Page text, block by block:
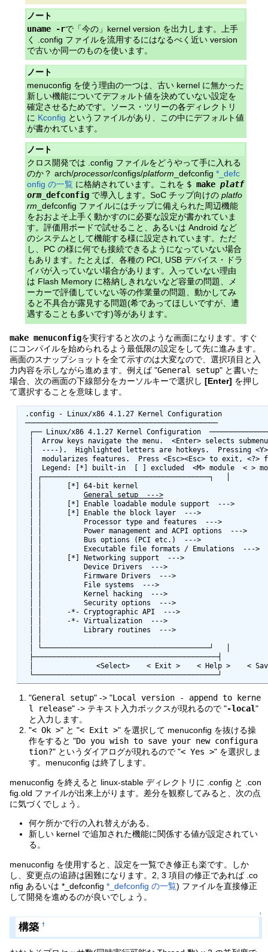
ノート
uname -rで「今の」kernel version を出力します。上手
く .config ファイルを流用するにはなるべく近い version
で古いか同一のものを使います。
ノート
menuconfig を使う理由の一つは、古い kernel に無かった
新しい機能についてデフォルト値を決めていない設定を
確定させるためです。ソース・ツリーの各ディレクトリ
に Kconfig というファイルがあり、この中にデフォルト値
が書かれています。
ノート
クロス開発では .config ファイルをどうやって手に入れる
のか？ arch/processor/configs/platform _defconfig *_defc
onfig の一覧 に格納されています。これを $ make platf
orm_defconfigで導入します。SoC チップ向けの platfo
rm _defconfig ファイルにはチップに備えられた周辺機能
をおおよそ上手く動かすのに必要な設定が書かれていま
す。評価用ボードで試せること、あるいは Android など
のシステムとして機能する様に設定されています。ただ
し、PC の様に何でも接続できるようになっていない場合
もあります。たとえば、各種の PCI, USB デバイス・ドラ
イバが入っていない場合があります。入っていない理由
は Flash Memory に格納しきれないなど容量の問題、メ
ーカーで評価していない等の作業量の問題、動かしてみ
ると不具合が露見する問題(希であってほしいですが、遭
遇することも多いです)等があります。
make menuconfigを実行すると次のような画面になります。すぐ
にコンパイルを始められるよう最低限の設定をして先に進みます。
画面のスナップショットを全て示すのは大変なので、選択項目と入
力内容を示しながら進めます。例えば "General setup" と書いた
場合、次の画面の下線部分をカーソルキーで選択し[Enter] を押し
て選択することを意味します。
General setup  --->
"General setup" -> "Local version - append to kerne
l release" -> テキスト入力ボックスが現れるので "-local"
と入力します。
"< Ok >" と "< Exit >" を選択して menuconfig を抜ける操
作をすると "Do you wish to save your new configura
tion?" というダイアログが現れるので "< Yes >" を選択しま
す。menuconfig は終了します。
menuconfig を終えると linux-stable ディレクトリに .config と .con
fig.old ファイルが出来上がります。差分を観察してみると、次の点
に気づくでしょう。
何ケ所かで行の入れ替えがある。
新しい kernel で追加された機能に関係する値が設定されてい
る。
menuconfig を使用すると、設定を一覧でき修正も楽です。しか
し、変更点の追跡は困難になります。2, 3 項目の修正であれば .co
nfig あるいは *_defconfig*_defconfig の一覧) ファイルを直接修正
して開発を進めるのが良いでしょう。
↑
構築 †